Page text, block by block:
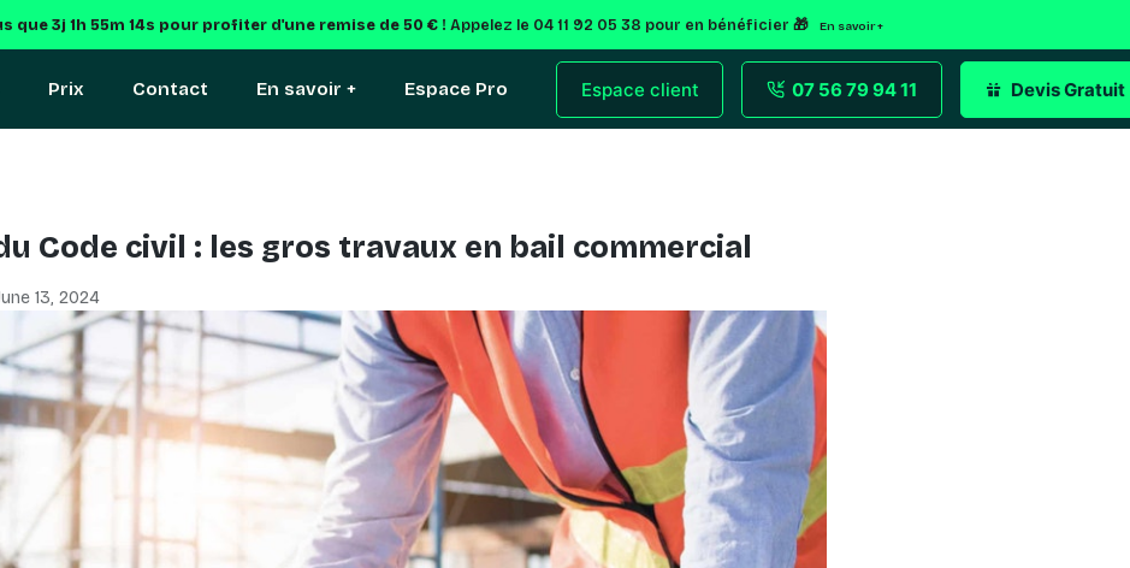
que3j 1h 55m 13s pour profiter d'une remise de 50 € ! Appelez le 04 11 92 05 38 pour en bénéficier 🎁 En savoir +
Prix Contact En savoir + Espace Pro Espace client 07 56 79 94 11 Devis Gratuit
Code civil : les gros travaux en bail commercial
13, 2024